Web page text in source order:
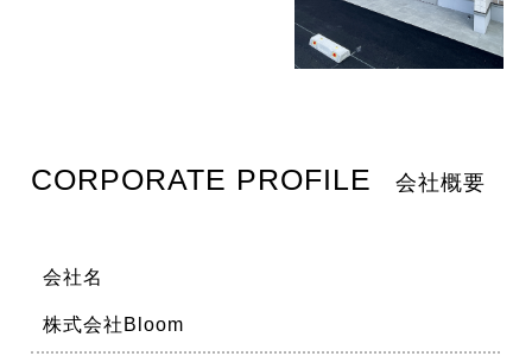
CORPORATE PROFILE
会社名
株式会社Bloom